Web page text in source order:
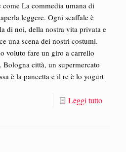
La commedia umana di
leggere. Ogni scaffale è
di noi, della nostra vita privata e
una scena dei nostri costumi.
voluto fare un giro a carrello
città, un supermercato
è la pancetta e il re è lo yogurt
Leggi tutto